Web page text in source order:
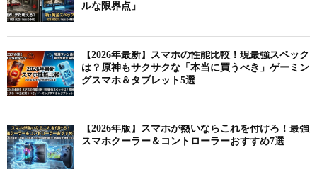
ルな限界点」
【2026年最新】スマホの性能比較！現最強スペック
は？原神もサクサクな「本当に買うべき」ゲーミン
グスマホ＆タブレット5選
【2026年版】スマホが熱いならこれを付けろ！最強
スマホクーラー＆コントローラーおすすめ7選